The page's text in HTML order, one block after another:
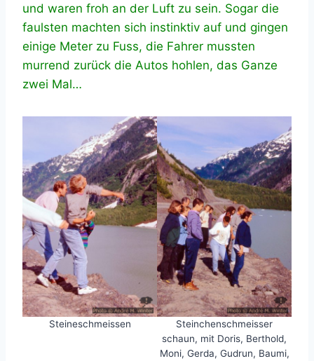
und waren froh an der Luft zu sein. Sogar die
faulsten machten sich instinktiv auf und gingen
einige Meter zu Fuss, die Fahrer mussten
murrend zurück die Autos hohlen, das Ganze
zwei Mal…
Steineschmeissen
Steinchenschmeisser
schaun, mit Doris, Berthold,
Moni, Gerda, Gudrun, Baumi,